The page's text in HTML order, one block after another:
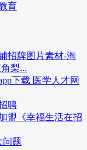
育
招牌图片素材-淘
梨...
下载 医学人才网
聘
盟《幸福生活在招
问题